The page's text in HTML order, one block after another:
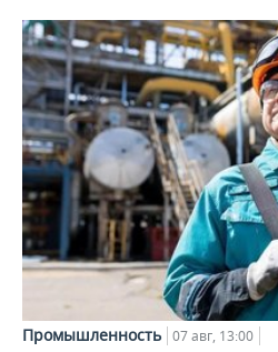
Промышленность 07 авг, 13:00